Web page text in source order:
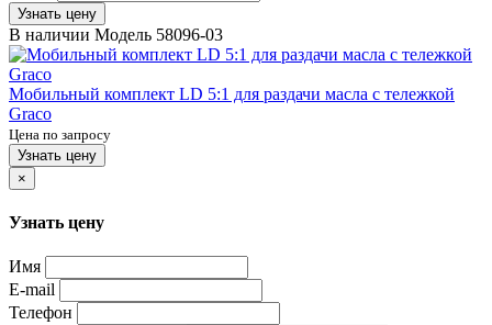
Узнать цену
В наличии Модель 58096-03
Мобильный комплект LD 5:1 для раздачи масла с тележкой
Graco
Цена по запросу
Узнать цену
×
Узнать цену
Имя
E-mail
Телефон